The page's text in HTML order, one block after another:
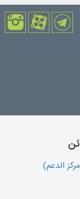
الدعم)